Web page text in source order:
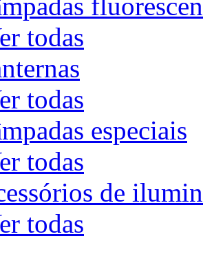
todas
todas
especiais
todas
de
todas